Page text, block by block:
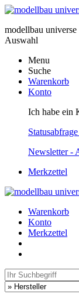
modellbau
Auswahl
Menu
Suche
Warenkorb
Konto
Ich habe ein
Newsletter -
Merkzettel
Warenkorb
Konto
Merkzettel